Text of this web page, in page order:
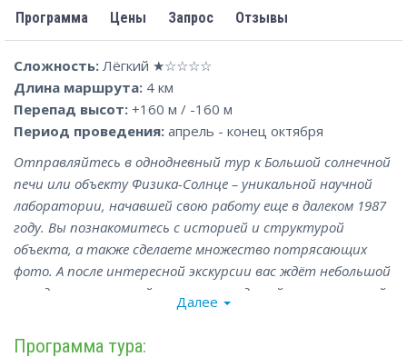
Программа Цены Запрос Отзывы
Сложность: Лёгкий ★☆☆☆☆
Длина маршрута: 4 км
Перепад высот: +160 м / -160 м
Период проведения: апрель - конец октября
Отправляйтесь в однодневный тур к Большой солнечной
печи или объекту Физика-Солнце – уникальной научной
лаборатории, начавшей свою работу еще в далеком 1987
году. Вы познакомитесь с историей и структурой
объекта, а также сделаете множество потрясающих
фото. А после интересной экскурсии вас ждёт небольшой
поход по живописной тропе, проходящей через сосновый
лес и в окружении захватывающих горных пейзажей.
Далее
Программа тура: